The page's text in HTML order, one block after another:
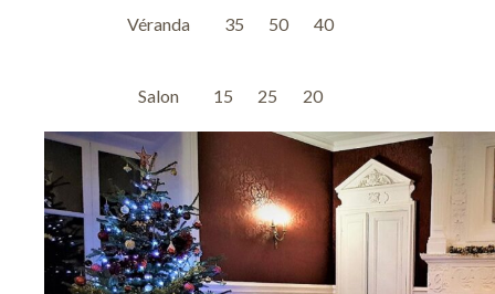
Véranda 35 50 40
Salon 15 25 20